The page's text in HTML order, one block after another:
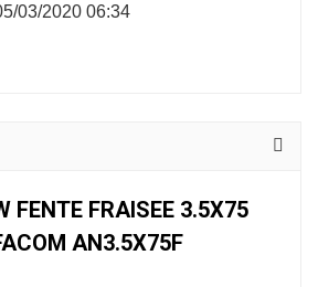
03/2020 06:34
FENTE FRAISEE 3.5X75
AN3.5X75F